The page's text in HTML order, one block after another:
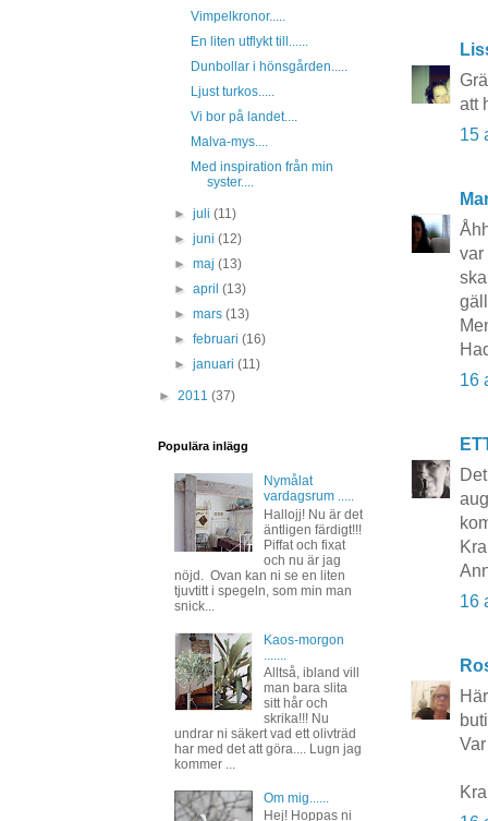
att
15
var
16
16
Vimpelkronor.....
En liten utflykt till......
Dunbollar i hönsgården.....
Ljust turkos.....
Vi bor på landet....
Malva-mys....
Med inspiration från min
syster....
►juli(11)
►juni(12)
►maj(13)
►april(13)
►mars(13)
►februari(16)
►januari(11)
► 2011 (37)
Populära inlägg
Nymålat
vardagsrum .....
Hallojj! Nu är det
äntligen färdigt!!!
Piffat och fixat
och nu är jag
nöjd. Ovan kan ni se en liten
tjuvtitt i spegeln, som min man
snick...
Kaos-morgon
Alltså, ibland vill
man bara slita
sitt hår och
skrika!!! Nu
undrar ni säkert vad ett olivträd
har med det att göra.... Lugn jag
kommer ...
Om mig......
Hej! Hoppas ni